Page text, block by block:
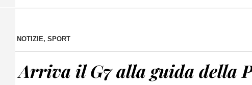
NOTIZIE, SPORT
Arriva il G7 alla guida della